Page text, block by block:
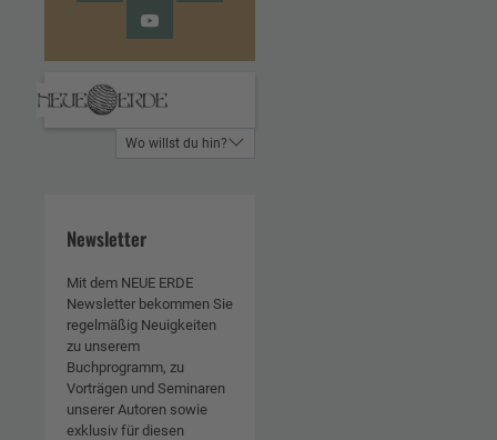
YouTube
Wo willst du hin?
Newsletter
Mit dem NEUE ERDE
Newsletter bekommen Sie
regelmäßig Neuigkeiten
zu unserem
Buchprogramm, zu
Vorträgen und Seminaren
unserer Autoren sowie
exklusiv für diesen